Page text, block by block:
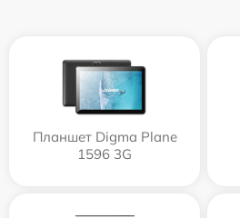
Планшет Digma Plane
1596 3G